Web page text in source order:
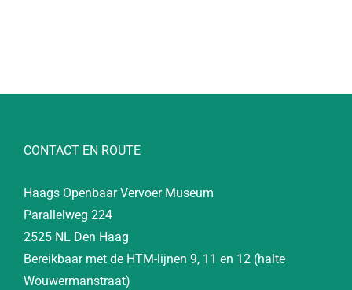
CONTACT EN ROUTE
Haags Openbaar Vervoer Museum
Parallelweg 224
2525 NL Den Haag
Bereikbaar met de HTM-lijnen 9, 11 en 12 (halte
Wouwermanstraat)